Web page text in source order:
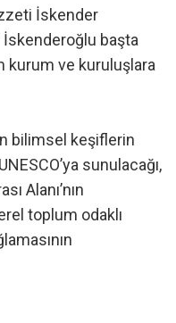
İskender
İskenderoğlu başta
kurum ve kuruluşlara
bilimsel keşiflerin
sunulacağı,
Alanı’nın
toplum odaklı